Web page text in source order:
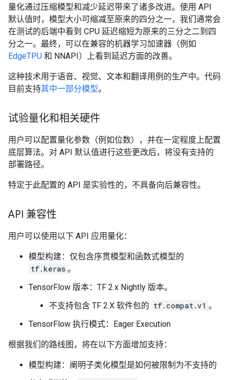
量化通过压缩模型和减少延迟带来了诸多改进。使用 API​​
默认值时，模型大小可缩减至原来的四分之一，我们通常会
在测试的后端中看到 CPU 延迟缩短为原来的三分之二到四
分之一。最终，可以在兼容的机器学习加速器（例如
EdgeTPU 和 NNAPI）上看到延迟方面的改善。
这种技术用于语音、视觉、文本和翻译用例的生产中。代码
目前支持其中一部分模型。
试验量化和相关硬件
用户可以配置量化参数（例如位数），并在一定程度上配置
底层算法。对 API 默认值进行这些更改后，将没有支持的
部署路径。
特定于此配置的 API 是实验性的，不具备向后兼容性。
API 兼容性
用户可以使用以下 API 应用量化：
模型构建：仅包含序贯模型和函数式模型的
tf.keras 。
TensorFlow 版本：TF 2.x Nightly 版本。
不支持包含 TF 2.X 软件包的 tf.compat.v1 。
TensorFlow 执行模式：Eager Execution
根据我们的路线图，将在以下方面增加支持：
模型构建：阐明子类化模型是如何被限制为不支持的